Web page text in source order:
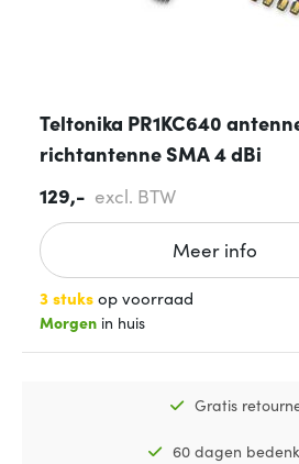
Teltonika PR1KC640
richtantenne SMA 4 dBi
129,- excl. BTW
Meer info
3 stuksop voorraad
Morgen in huis
Gratis
60 dagen